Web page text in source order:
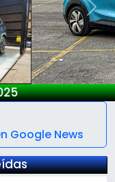
Next
Google News